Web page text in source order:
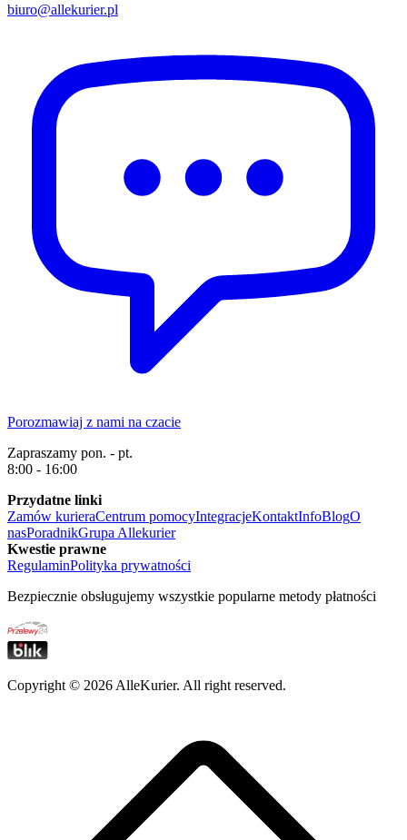
biuro@allekurier.pl
Porozmawiaj z nami na czacie
Zapraszamy pon. - pt.
8:00 - 16:00
Przydatne linki
Zamów kurieraCentrum pomocyIntegracjeKontaktInfoBlogO
nasPoradnikGrupa Allekurier
Kwestie prawne
RegulaminPolityka prywatności
Bezpiecznie obsługujemy wszystkie popularne metody płatności
Copyright © 2026 AlleKurier. All right reserved.